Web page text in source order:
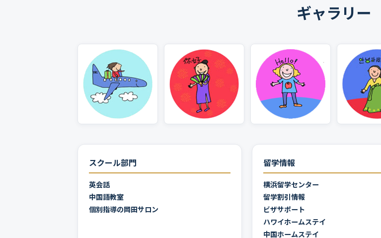
ギャラリー
スクール部門
英会話
中国語教室
個別指導の岡田サロン
留学情報
横浜留学センター
留学割引情報
ビザサポート
ハワイホームステイ
中国ホームステイ